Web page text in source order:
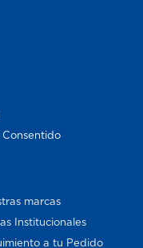
marcas
Institucionales
a tu Pedido